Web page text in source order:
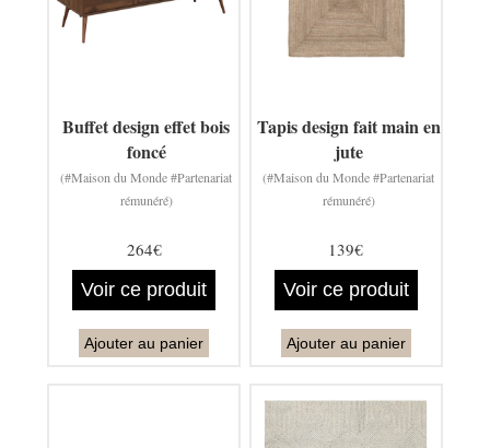
Buffet design effet bois
foncé
(#Maison du Monde #Partenariat
rémunéré)
264€
Voir ce produit
Ajouter au panier
Tapis design fait main en
jute
(#Maison du Monde #Partenariat
rémunéré)
139€
Voir ce produit
Ajouter au panier